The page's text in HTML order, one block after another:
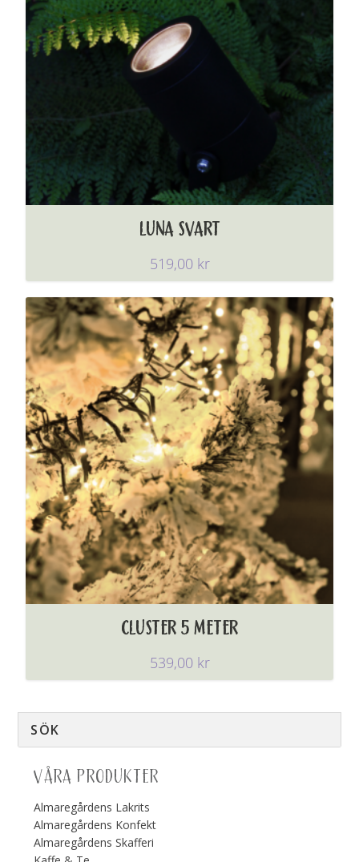
LUNA SVART
519,00 kr
CLUSTER 5 METER
539,00 kr
VÅRA PRODUKTER
Almaregårdens Lakrits
Almaregårdens Konfekt
Almaregårdens Skafferi